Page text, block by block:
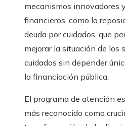
mecanismos innovadores y
financieros, como la
deuda por cuidados, que
mejorar la situación de los
cuidados sin depender
la financiación pública.
El programa de atención
más reconocido como